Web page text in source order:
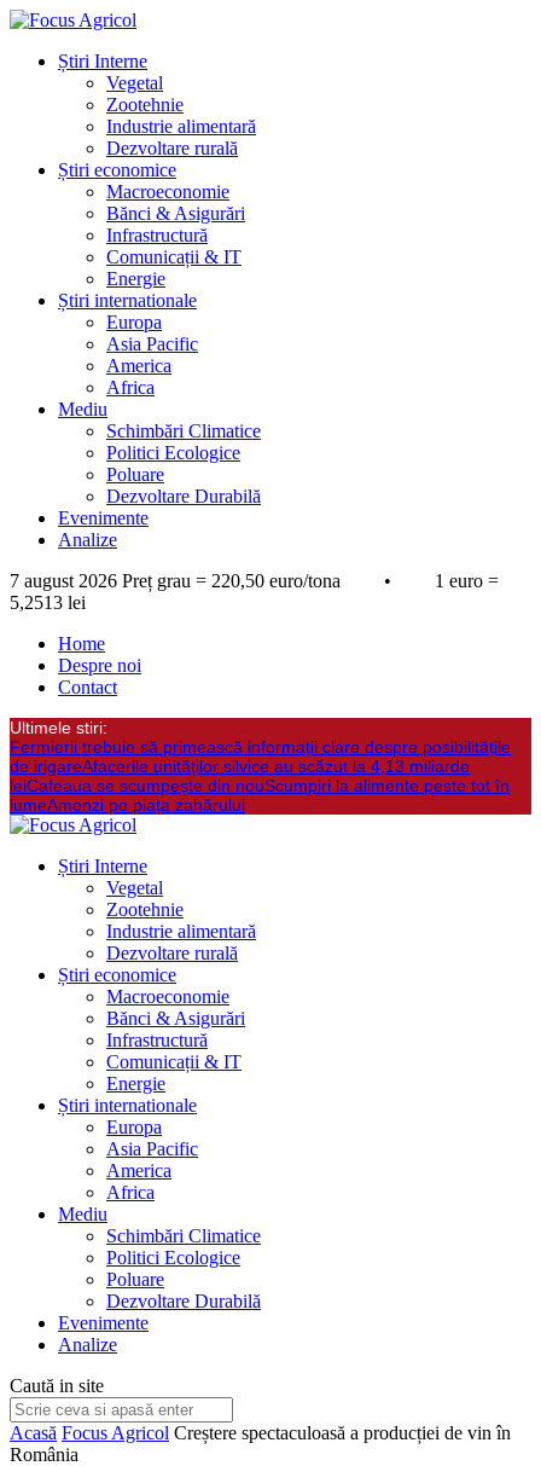
Știri Interne
Vegetal
Zootehnie
Industrie alimentară
Dezvoltare rurală
Știri economice
Macroeconomie
Bănci & Asigurări
Infrastructură
Comunicații & IT
Energie
Știri internationale
Europa
Asia Pacific
America
Africa
Mediu
Schimbări Climatice
Politici Ecologice
Poluare
Dezvoltare Durabilă
Evenimente
Analize
7 august 2026 Preț grau = 220,50 euro/tona • 1 euro =
5,2513 lei
Home
Despre noi
Contact
Ultimele stiri:
Fermierii trebuie să primească informații clare despre posibilitățile
de irigareAfacerile unităților silvice au scăzut la 4,13 miliarde
leiCafeaua se scumpește din nouScumpiri la alimente peste tot în
lumeAmenzi pe piața zahărului
Știri Interne
Vegetal
Zootehnie
Industrie alimentară
Dezvoltare rurală
Știri economice
Macroeconomie
Bănci & Asigurări
Infrastructură
Comunicații & IT
Energie
Știri internationale
Europa
Asia Pacific
America
Africa
Mediu
Schimbări Climatice
Politici Ecologice
Poluare
Dezvoltare Durabilă
Evenimente
Analize
Caută in site
Acasă Focus Agricol Creștere spectaculoasă a producției de vin în
România